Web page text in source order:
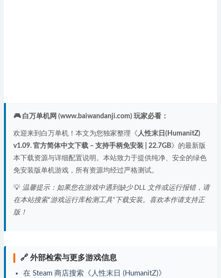
🎮 白万单机网 (www.baiwandanji.com) 玩家必看：
欢迎来到白万单机！本文为您独家整理《 人性末日(HumanitZ)
v1.09. 官方简体中文下载 – 支持手柄免安装 | 22.7GB》的最新版
本下载资源与详细配置说明。本站致力于提供纯净、安全的绿色
免安装版单机游戏，所有资源均经过严格测试。
💡 温馨提示：如果您在游戏中遇到缺少 DLL 文件或运行报错，请
在本站搜索“游戏运行库检测工具”下载安装。喜欢本作请支持正
版！
🔗 外部检索与更多游戏信息
在 Steam 商店搜索《人性末日 (HumanitZ)》